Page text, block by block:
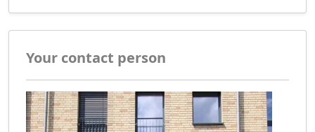
Your contact person